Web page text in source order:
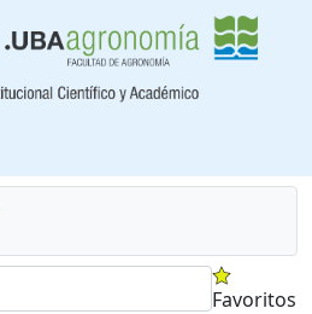
Favoritos